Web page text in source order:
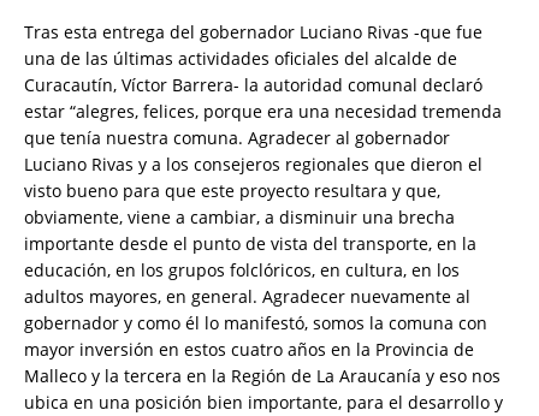
Tras esta entrega del gobernador Luciano Rivas -que fue
una de las últimas actividades oficiales del alcalde de
Curacautín, Víctor Barrera- la autoridad comunal declaró
estar “alegres, felices, porque era una necesidad tremenda
que tenía nuestra comuna. Agradecer al gobernador
Luciano Rivas y a los consejeros regionales que dieron el
visto bueno para que este proyecto resultara y que,
obviamente, viene a cambiar, a disminuir una brecha
importante desde el punto de vista del transporte, en la
educación, en los grupos folclóricos, en cultura, en los
adultos mayores, en general. Agradecer nuevamente al
gobernador y como él lo manifestó, somos la comuna con
mayor inversión en estos cuatro años en la Provincia de
Malleco y la tercera en la Región de La Araucanía y eso nos
ubica en una posición bien importante, para el desarrollo y